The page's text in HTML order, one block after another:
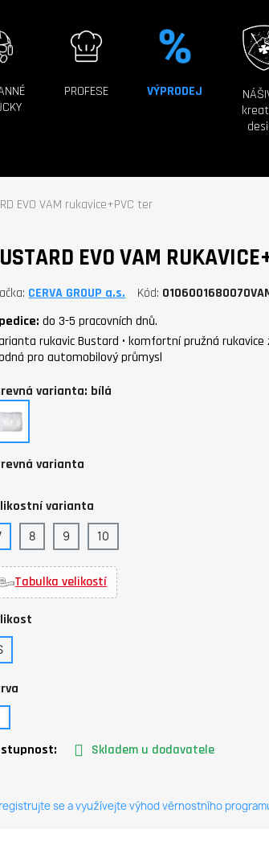
PROFESE VÝPRODEJ
EVO VAM rukavice+PVC ter
EVO VAM
CERVA GROUP a.s. Kód
do 3-5 pracovních dnů.
rukavic Bustard • komfortní pružná rukavice
pro automobilový průmysl
varianta: bílá
varianta
varianta
8 9 10
Tabulka velikostí
Skladem u dodavatele
se a využívejte výhod věrnostního